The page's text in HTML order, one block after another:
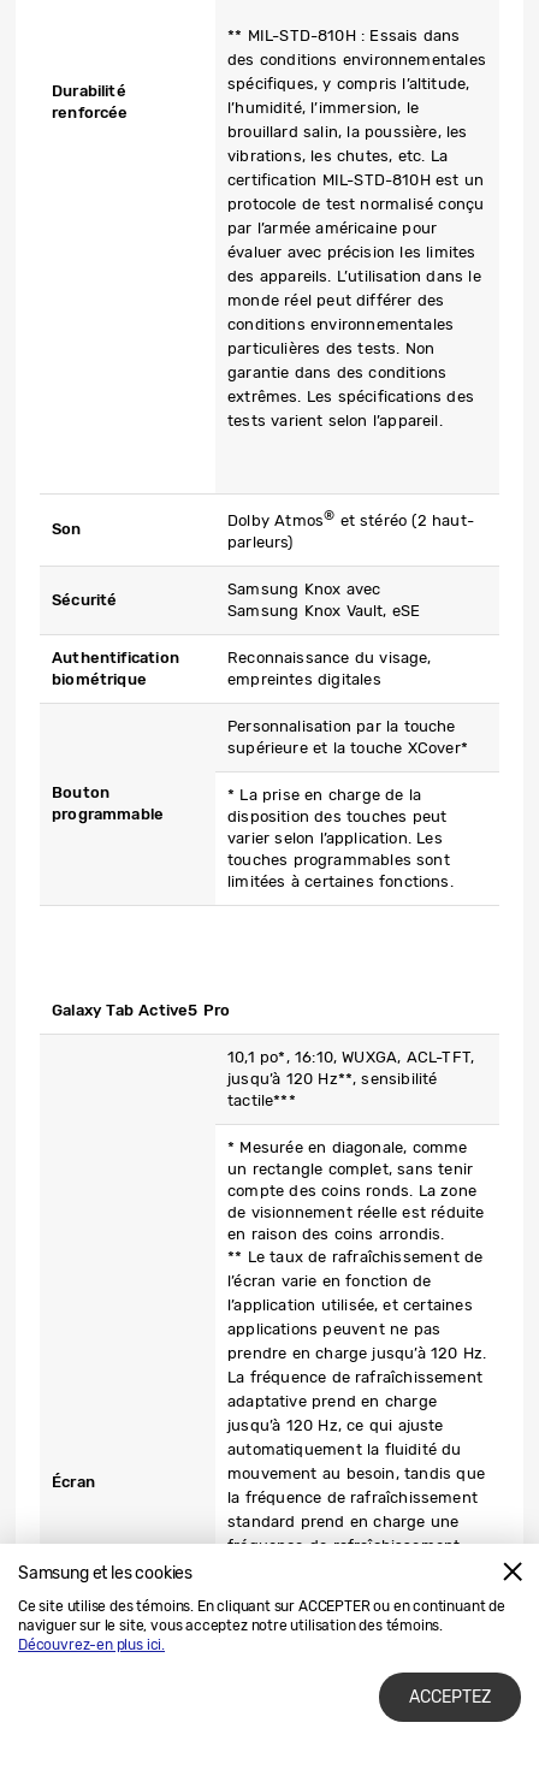
Samsung et les cookies
Ce site utilise des témoins. En cliquant sur ACCEPTER ou en continuant de
naviguer sur le site, vous acceptez notre utilisation des témoins.
Découvrez-en plus ici.
ACCEPTEZ
Durabilité
renforcée
** MIL-STD-810H : Essais dans
des conditions environnementales
spécifiques, y compris l’altitude,
l’humidité, l’immersion, le
brouillard salin, la poussière, les
vibrations, les chutes, etc. La
certification MIL-STD-810H est un
protocole de test normalisé conçu
par l’armée américaine pour
évaluer avec précision les limites
des appareils. L’utilisation dans le
monde réel peut différer des
conditions environnementales
particulières des tests. Non
garantie dans des conditions
extrêmes. Les spécifications des
tests varient selon l’appareil.
Son Dolby Atmos® et stéréo (2 haut-
parleurs)
Sécurité
Samsung Knox avec
Samsung Knox Vault, eSE
Authentification
biométrique
Reconnaissance du visage,
empreintes digitales
Bouton
programmable
Personnalisation par la touche
supérieure et la touche XCover*
* La prise en charge de la
disposition des touches peut
varier selon l’application. Les
touches programmables sont
limitées à certaines fonctions.
Galaxy Tab Active5 Pro
Écran
10,1 po*, 16:10, WUXGA, ACL-TFT,
jusqu’à 120 Hz**, sensibilité
tactile***
* Mesurée en diagonale, comme
un rectangle complet, sans tenir
compte des coins ronds. La zone
de visionnement réelle est réduite
en raison des coins arrondis.
** Le taux de rafraîchissement de
l’écran varie en fonction de
l’application utilisée, et certaines
applications peuvent ne pas
prendre en charge jusqu’à 120 Hz.
La fréquence de rafraîchissement
adaptative prend en charge
jusqu’à 120 Hz, ce qui ajuste
automatiquement la fluidité du
mouvement au besoin, tandis que
la fréquence de rafraîchissement
standard prend en charge une
fréquence de rafraîchissement
la réactivité pour les gants en cuir
effectués en laboratoire interne.
Le dispositif peut être utilisé dans